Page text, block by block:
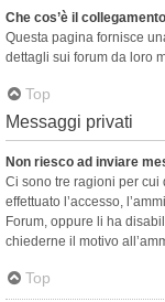
Che cos’è il
Questa pagina fornisce
dettagli sui forum da loro
Top
Messaggi privati
Non riesco ad inviare
Ci sono tre ragioni per cui
effettuato l’accesso,
Forum, oppure li ha
chiederne il motivo
Top